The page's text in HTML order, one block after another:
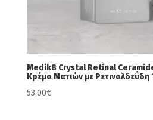
Medik8 Crystal Retinal Ceramide
Κρέμα Ματιών με Ρετιναλδεΰδη
53,00€